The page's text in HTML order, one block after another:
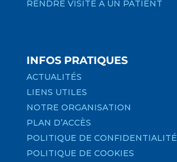
RENDRE VISITE À UN PATIENT
INFOS PRATIQUES
ACTUALITÉS
LIENS UTILES
NOTRE ORGANISATION
PLAN D’ACCÈS
POLITIQUE DE CONFIDENTIALITÉ
POLITIQUE DE COOKIES